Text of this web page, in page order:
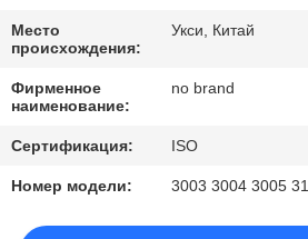
КОНТРОЛЬ
КАЧЕСТВА
СВЯЖИТЕСЬ
Место
происхождения:
Укси, Китай
Фирменное
наименование:
no brand
Сертификация: ISO
Номер модели: 3003 3004 3005